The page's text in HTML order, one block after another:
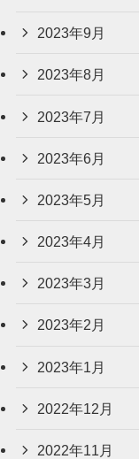
2023年9月
2023年8月
2023年7月
2023年6月
2023年5月
2023年4月
2023年3月
2023年2月
2023年1月
2022年12月
2022年11月